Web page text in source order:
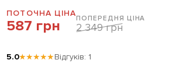
ПОТОЧНА ЦІНА
587 грн ПОПЕРЕДНЯ ЦІНА
2 349 грн
5.0★★★★★Відгуків: 1